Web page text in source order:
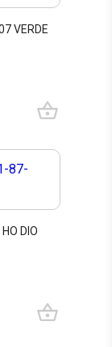
VERDE
DIO